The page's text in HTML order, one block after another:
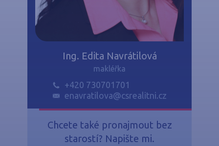
Ing. Edita Navrátilová
makléřka
+420 730701701
enavratilova@csrealitni.cz
Chcete také pronajmout bez
starostí? Napište mi.